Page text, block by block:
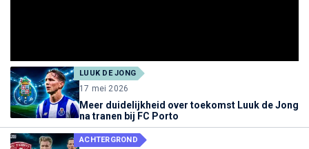
LUUK DE JONG
17 mei 2026
Meer duidelijkheid over toekomst Luuk de Jong
na tranen bij FC Porto
ACHTERGROND